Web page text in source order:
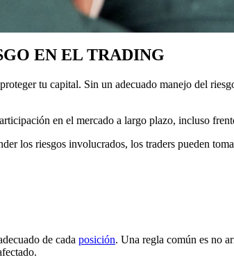
EN EL TRADING
tu capital. Sin un adecuado manejo del
en el mercado a largo plazo, incluso
los riesgos involucrados, los traders pueden
de cada posición. Una regla común es no